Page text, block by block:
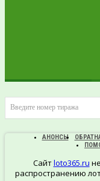
ПРОВЕРИТЬ
БИЛЕТ
Введите номер тиража
АНОНСЫ
Сайтloto365.ru
распространению